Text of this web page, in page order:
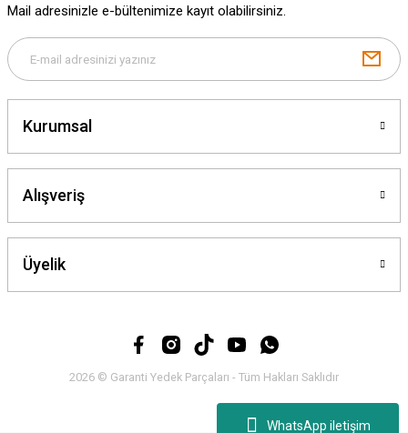
WhatsApp iletişim
Gönder
Mail adresinizle e-bültenimize kayıt olabilirsiniz.
Kurumsal
Alışveriş
Üyelik
2026 © Garanti Yedek Parçaları - Tüm Hakları Saklıdır